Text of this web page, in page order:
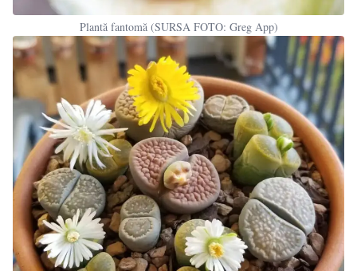
Plantă fantomă (SURSA FOTO: Greg App)